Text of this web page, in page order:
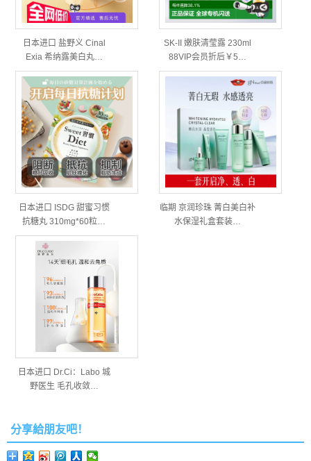
日本进口 盐野义 Cinal
Exia 希纳露美白丸…
SK-II 嫩肤清莹露 230ml
88VIP会员折后￥5…
日本进口 ISDG 甜蜜习惯
抗糖丸 310mg*60粒…
临期 京润珍珠 菁白美白补
水保湿礼盒套装…
日本进口 Dr.Ci：Labo 城
野医生 毛孔收敛…
分享給朋友吧！